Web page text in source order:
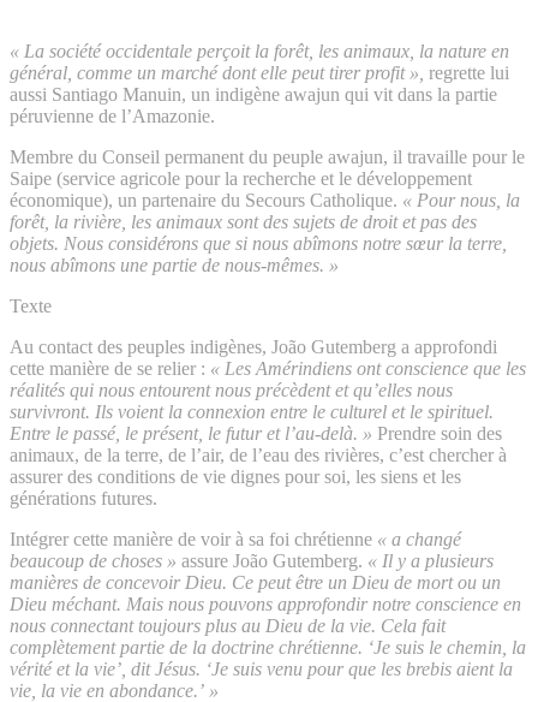
« La société occidentale perçoit la forêt, les animaux, la nature en
général, comme un marché dont elle peut tirer profit », regrette lui
aussi Santiago Manuin, un indigène awajun qui vit dans la partie
péruvienne de l’Amazonie.
Membre du Conseil permanent du peuple awajun, il travaille pour le
Saipe (service agricole pour la recherche et le développement
économique), un partenaire du Secours Catholique. « Pour nous, la
forêt, la rivière, les animaux sont des sujets de droit et pas des
objets. Nous considérons que si nous abîmons notre sœur la terre,
nous abîmons une partie de nous-mêmes. »
Texte
Au contact des peuples indigènes, João Gutemberg a approfondi
cette manière de se relier : « Les Amérindiens ont conscience que les
réalités qui nous entourent nous précèdent et qu’elles nous
survivront. Ils voient la connexion entre le culturel et le spirituel.
Entre le passé, le présent, le futur et l’au-delà. » Prendre soin des
animaux, de la terre, de l’air, de l’eau des rivières, c’est chercher à
assurer des conditions de vie dignes pour soi, les siens et les
générations futures.
Intégrer cette manière de voir à sa foi chrétienne « a changé
beaucoup de choses » assure João Gutemberg. « Il y a plusieurs
manières de concevoir Dieu. Ce peut être un Dieu de mort ou un
Dieu méchant. Mais nous pouvons approfondir notre conscience en
nous connectant toujours plus au Dieu de la vie. Cela fait
complètement partie de la doctrine chrétienne. ‘Je suis le chemin, la
vérité et la vie’, dit Jésus. ‘Je suis venu pour que les brebis aient la
vie, la vie en abondance.’ »